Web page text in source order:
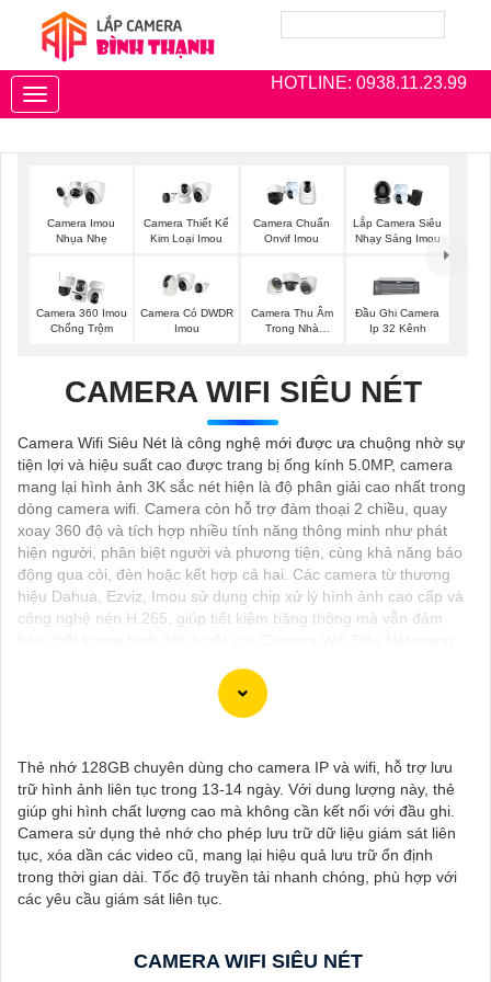
HOTLINE: 0938.11.23.99
Toggle
navigation
Camera Imou
Nhụa Nhẹ
Camera Thiết Kế
Kim Loại Imou
Camera Chuẩn
Onvif Imou
Lắp Camera Siêu
Nhạy Sáng Imou
Camera 360 Imou
Chống Trộm
Camera Có DWDR
Imou
Camera Thu Âm
Trong Nhà
Đầu Ghi Camera
Ip 32 Kênh
CAMERA WIFI SIÊU NÉT
Camera Wifi Siêu Nét là công nghệ mới được ưa chuộng nhờ sự
tiện lợi và hiệu suất cao được trang bị ống kính 5.0MP, camera
mang lại hình ảnh 3K sắc nét hiện là độ phân giải cao nhất trong
dòng camera wifi. Camera còn hỗ trợ đàm thoại 2 chiều, quay
xoay 360 độ và tích hợp nhiều tính năng thông minh như phát
hiện người, phân biệt người và phương tiện, cùng khả năng báo
động qua còi, đèn hoặc kết hợp cả hai. Các camera từ thương
hiệu Dahua, Ezviz, Imou sử dụng chip xử lý hình ảnh cao cấp và
công nghệ nén H.265, giúp tiết kiệm băng thông mà vẫn đảm
📷🔒 Lắp Camera Wifi Siêu Nét - Bảo vệ gia đình và tài sản của
bạn
🌟 Với hình ảnh chất lượng sắc nét, Camera Wifi là giải pháp
hoàn hảo để giám sát an ninh cho gia đình và doanh nghiệp của
bạn.
🔍 Tính năng nổi bật:- 📹 Hình ảnh Full HD 1080p: Hiển thị chi
động xảy ra.- 📶 Kết nối Wifi: Dễ dàng cài đặt và theo dõi từ xa
thông qua ứng dụng di động, mọi lúc mọi nơi.- 💡 Hồng ngoại
Thẻ nhớ 128GB chuyên dùng cho camera IP và wifi, hỗ trợ lưu
trữ hình ảnh liên tục trong 13-14 ngày. Với dung lượng này, thẻ
giúp ghi hình chất lượng cao mà không cần kết nối với đầu ghi.
Camera sử dụng thẻ nhớ cho phép lưu trữ dữ liệu giám sát liên
tục, xóa dần các video cũ, mang lại hiệu quả lưu trữ ổn định
trong thời gian dài. Tốc độ truyền tải nhanh chóng, phù hợp với
các yêu cầu giám sát liên tục.
CAMERA WIFI SIÊU NÉT